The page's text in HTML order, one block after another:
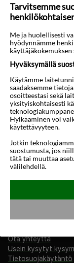
Lue lisää
Ota yhteyttä
Usein kysytyt
Tietosuojakäytäntö
Tarvitsemme
Me ja huolellisesti
hyödynnämme
käyttäjäkokemuksen
Hyväksymällä
Käytämme
saadaksemme
osoitteestasi sekä
yksityiskohtaisesti
Hylkääminen voi
käytettävyyteen.
Jotkin
suostumusta, jos
tätä tai muuttaa
välilehdellä.